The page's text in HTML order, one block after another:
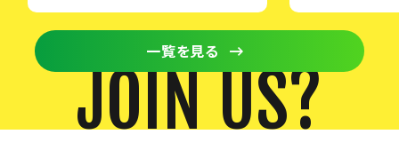
一覧を見る
JOIN US?